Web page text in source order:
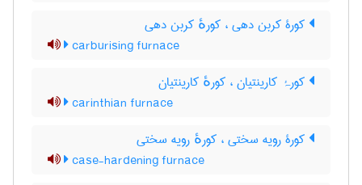
کورۀ کربن دهی ، کورهٔ کربن دهی
carburising furnace
کورۂ کارینتیان ، کورهٔ کارینتیان
carinthian furnace
کورۀ رویه سختی ، کورهٔ رویه سختی
case-hardening furnace